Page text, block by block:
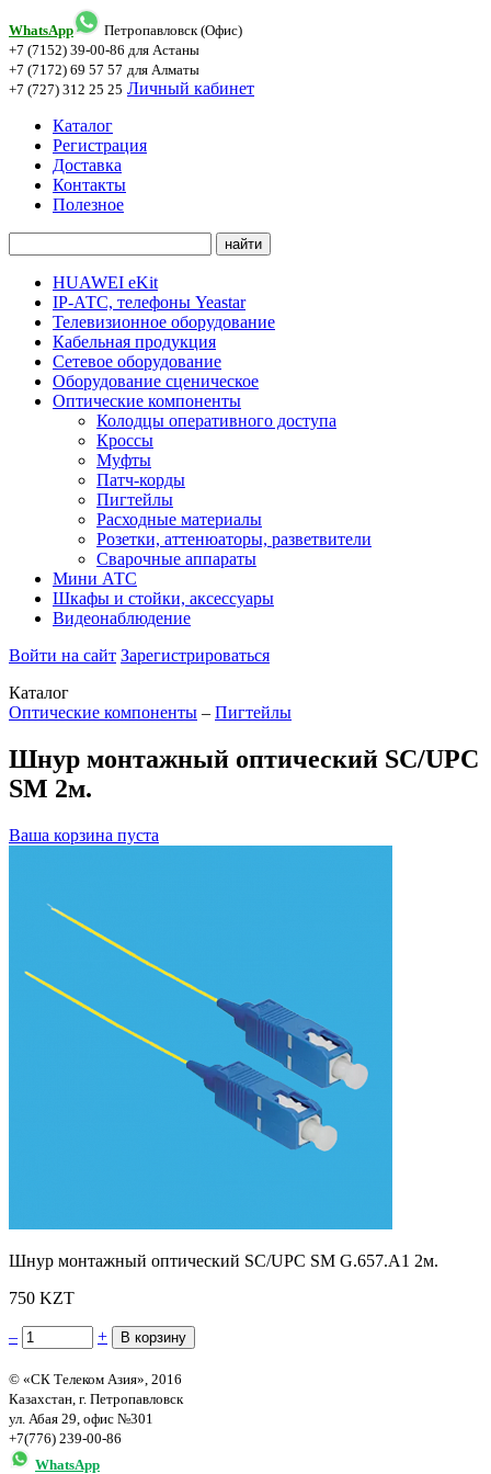
WhatsApp
Петропавловск (Офис)
+7 (7152) 39-00-86 для Астаны
+7 (7172) 69 57 57 для Алматы
+7 (727) 312 25 25 Личный кабинет
Каталог
Регистрация
Доставка
Контакты
Полезное
HUAWEI eKit
IP-АТС, телефоны Yeastar
Телевизионное оборудование
Кабельная продукция
Сетевое оборудование
Оборудование сценическое
Оптические компоненты
Колодцы оперативного доступа
Кроссы
Муфты
Патч-корды
Пигтейлы
Расходные материалы
Розетки, аттенюаторы, разветвители
Сварочные аппараты
Мини АТС
Шкафы и стойки, аксессуары
Видеонаблюдение
Войти на сайт Зарегистрироваться
Каталог
Оптические компоненты – Пигтейлы
Шнур монтажный оптический SC/UPC
SM 2м.
Ваша корзина пуста
Шнур монтажный оптический SC/UPC SM G.657.A1 2м.
750 KZT
– +
© «СК Телеком Азия», 2016
Казахстан, г. Петропавловск
ул. Абая 29, офис №301
+7(776) 239-00-86
WhatsApp